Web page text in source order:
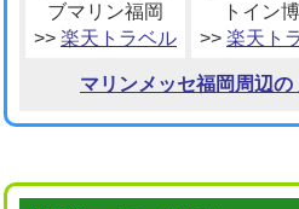
ブマリン福岡
>> 楽天トラベル
トイン
>> 楽天ト
マリンメッセ福岡周辺